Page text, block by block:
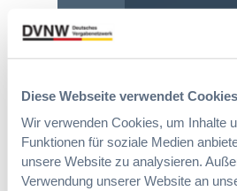
Diese Webseite verwendet Cookies
Wir verwenden Cookies, um Inhalte
Funktionen für soziale Medien
unsere Website zu analysieren.
Verwendung unserer Website an
Schreibe einen Kommentar
Deine E-Mail-Adresse wird nicht